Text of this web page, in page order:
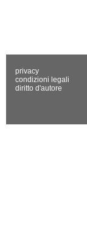
privacy
condizioni legali
diritto d'autore